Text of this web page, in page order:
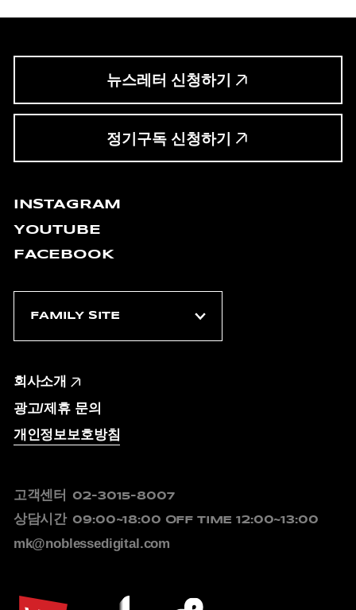
뉴스레터 신청하기
정기구독 신청하기
INSTAGRAM
YOUTUBE
FACEBOOK
회사소개
광고/제휴 문의
개인정보보호방침
고객센터 02-3015-8007
상담시간 09:00~18:00 OFF TIME 12:00~13:00
mk@noblessedigital.com